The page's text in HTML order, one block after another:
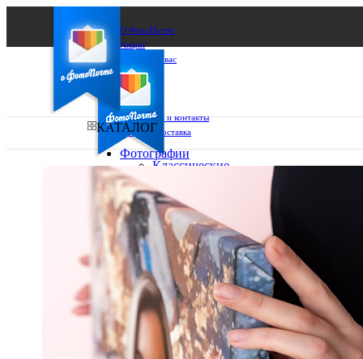
О ФотоПочте
Акции
Сделаем за вас
Бизнесу
FAQ
Франшиза
Поддержка и контакты
Оплата и доставка
Ваш город:
Ваш регион доставки
Выберите из списка:
КАТАЛОГ
Фотографии
Классические
10х15
13х18
15х15
15х20
20х20
20х30
30х30
30х40
А4
Фото